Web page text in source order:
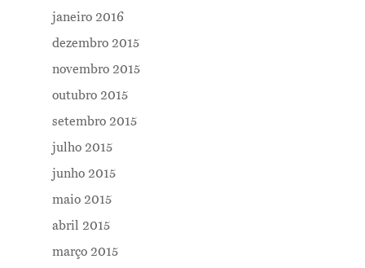
janeiro 2016
dezembro 2015
novembro 2015
outubro 2015
setembro 2015
julho 2015
junho 2015
maio 2015
abril 2015
março 2015